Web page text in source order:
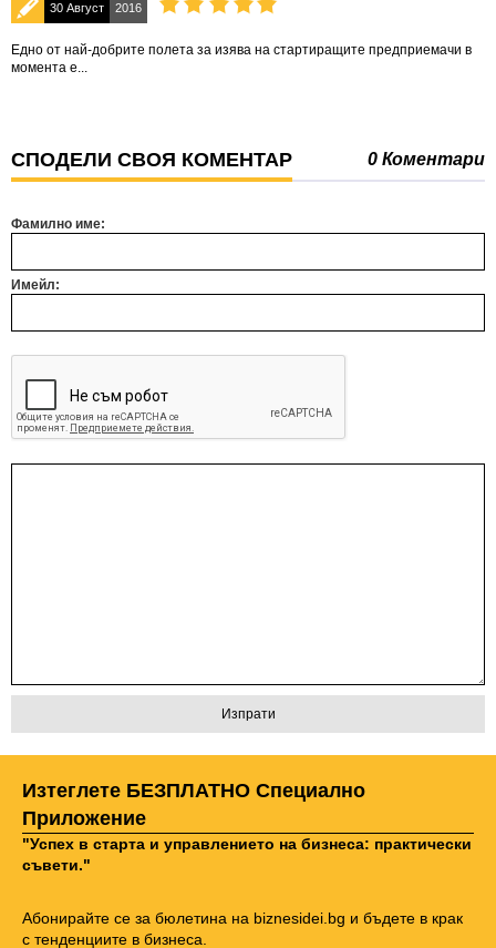
30 Август 2016
Едно от най-добрите полета за изява на стартиращите предприемачи в
момента е...
СПОДЕЛИ СВОЯ КОМЕНТАР 0 Коментари
Фамилно име:
Имейл:
Изтеглете БЕЗПЛАТНО Специално
Приложение
"Успех в старта и управлението на бизнеса: практически
съвети."
Абонирайте се за бюлетина на biznesidei.bg и бъдете в крак
с тенденциите в бизнеса.